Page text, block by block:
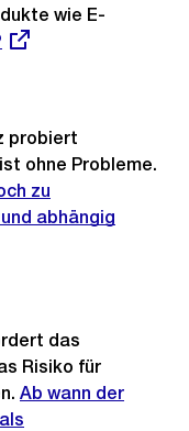
wie E-
probiert
ohne Probleme.
zu
abhängig
das
Risiko für
Externer
Link:
Ab wann der